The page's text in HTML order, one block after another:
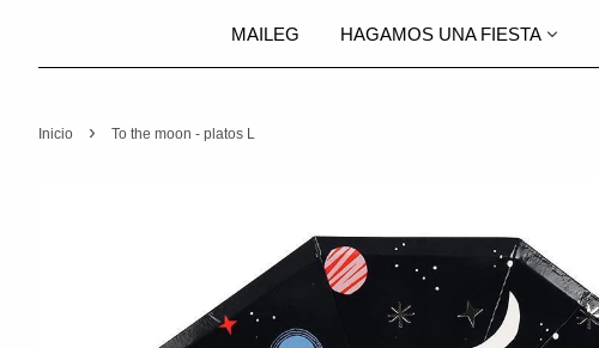
MAILEG HAGAMOS UNA FIESTA
Inicio › To the moon - platos L